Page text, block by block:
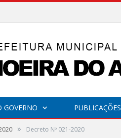
GOVERNO PUBLICAÇÕES
» Decreto Nº 021-2020